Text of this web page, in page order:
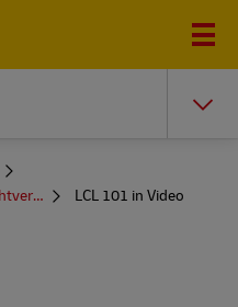
Bildungszentrum zum Thema Frachtversand
LCL 101 in Video